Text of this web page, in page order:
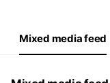
11:00 - 02:00
祝前日11：00-翌2：00
Mixed media feed